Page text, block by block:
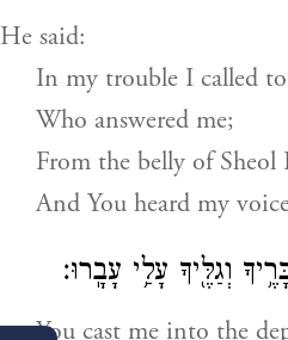
He said:
In my trouble I called to
Who answered me;
From the belly of Sheol
And You heard my
וְגַלֶּ֖יךָ עָלַ֥י עָבָֽרוּ׃
You cast me into the